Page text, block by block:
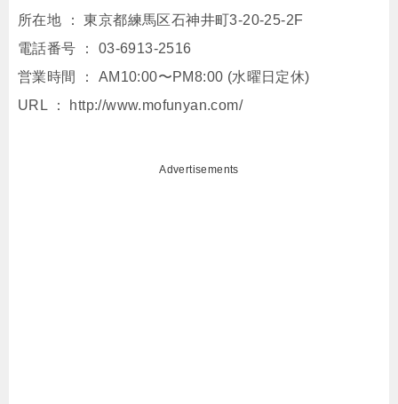
所在地 ： 東京都練⾺区⽯神井町3-20-25-2F
電話番号 ： 03-6913-2516
営業時間 ： AM10:00〜PM8:00 (⽔曜⽇定休)
URL ： http://www.mofunyan.com/
Advertisements